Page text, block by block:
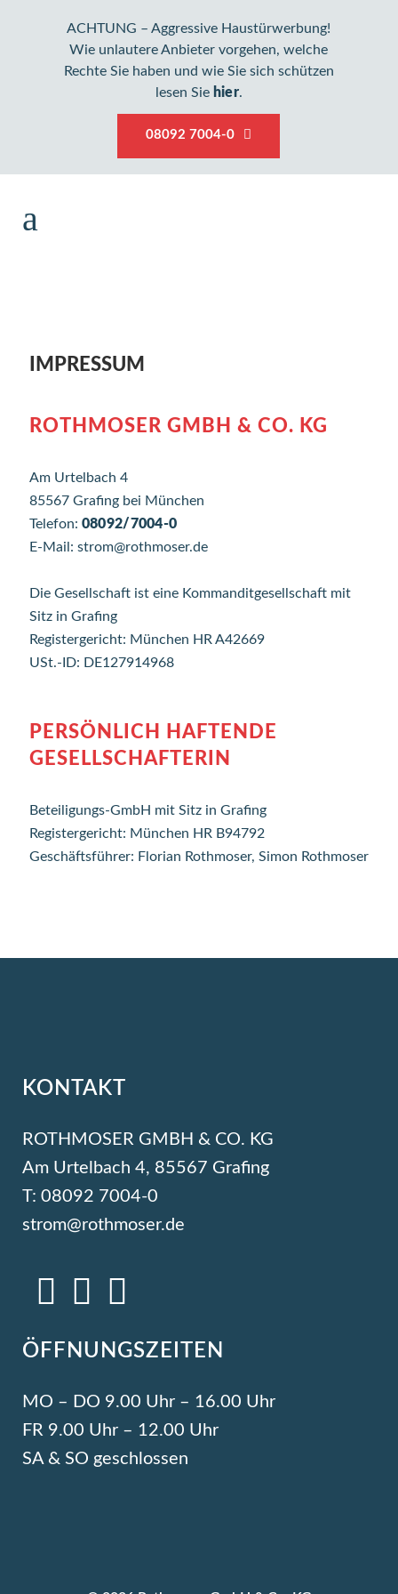
ACHTUNG – Aggressive Haustürwerbung!
Wie unlautere Anbieter vorgehen, welche
Rechte Sie haben und wie Sie sich schützen
lesen Sie hier.
08092 7004-0
IMPRESSUM
ROTHMOSER GMBH & CO. KG
Am Urtelbach 4
85567 Grafing bei München
Telefon: 08092/7004-0
E-Mail: strom@rothmoser.de
Die Gesellschaft ist eine Kommanditgesellschaft mit
Sitz in Grafing
Registergericht: München HR A42669
USt.-ID: DE127914968
PERSÖNLICH HAFTENDE
GESELLSCHAFTERIN
Beteiligungs-GmbH mit Sitz in Grafing
Registergericht: München HR B94792
Geschäftsführer: Florian Rothmoser, Simon Rothmoser
KONTAKT
ROTHMOSER GMBH & CO. KG
Am Urtelbach 4, 85567 Grafing
T: 08092 7004-0
strom@rothmoser.de
ÖFFNUNGSZEITEN
MO – DO 9.00 Uhr – 16.00 Uhr
FR 9.00 Uhr – 12.00 Uhr
SA & SO geschlossen